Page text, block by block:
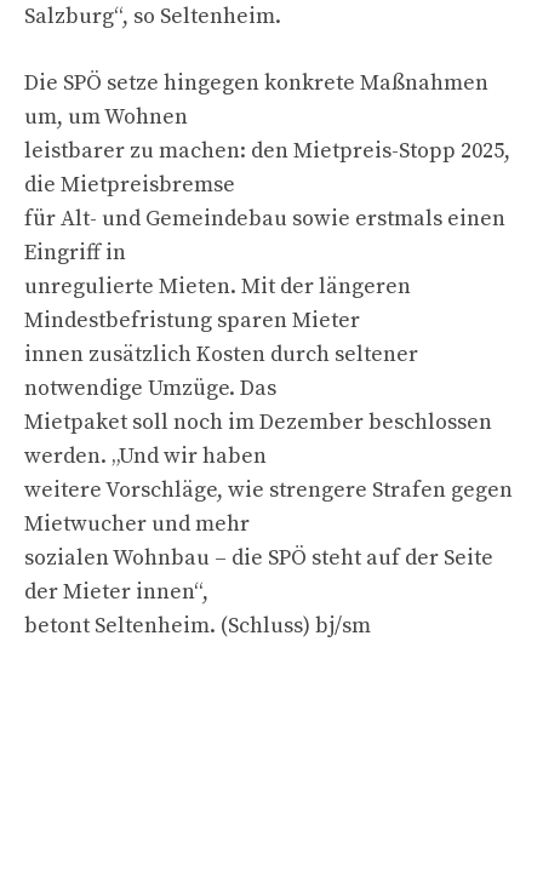
Salzburg“, so Seltenheim.
Die SPÖ setze hingegen konkrete Maßnahmen
um, um Wohnen
leistbarer zu machen: den Mietpreis-Stopp 2025,
die Mietpreisbremse
für Alt- und Gemeindebau sowie erstmals einen
Eingriff in
unregulierte Mieten. Mit der längeren
Mindestbefristung sparen Mieter
innen zusätzlich Kosten durch seltener
notwendige Umzüge. Das
Mietpaket soll noch im Dezember beschlossen
werden. „Und wir haben
weitere Vorschläge, wie strengere Strafen gegen
Mietwucher und mehr
sozialen Wohnbau – die SPÖ steht auf der Seite
der Mieter innen“,
betont Seltenheim. (Schluss) bj/sm